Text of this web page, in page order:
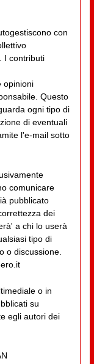
con
I contributi
opinioni
Questo
ogni tipo di
di eventuali
l'e-mail sotto
comunicare
pubblicato
dei
a chi lo userà
tipo di
o discussione.
o in
su
egli autori dei